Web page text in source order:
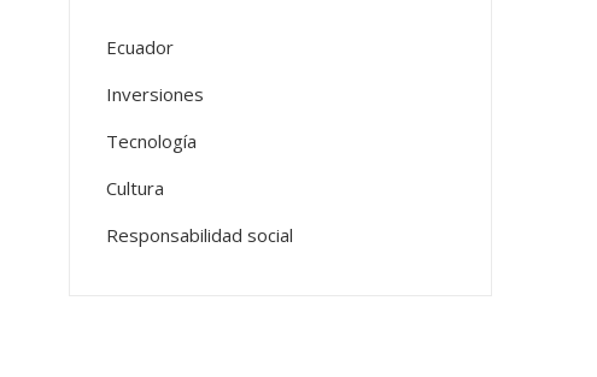
Ecuador
Inversiones
Tecnología
Cultura
Responsabilidad social